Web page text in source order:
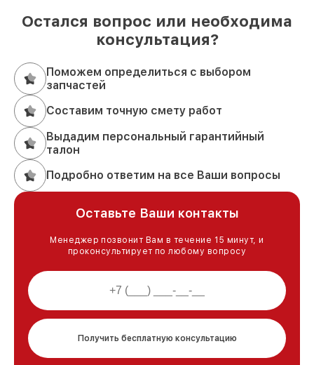
Остался вопрос или необходима
консультация?
Поможем определиться с выбором
запчастей
Составим точную смету работ
Выдадим персональный гарантийный
талон
Подробно ответим на все Ваши вопросы
Оставьте Ваши контакты
Менеджер позвонит Вам в течение 15 минут, и
проконсультирует по любому вопросу
Получить бесплатную консультацию